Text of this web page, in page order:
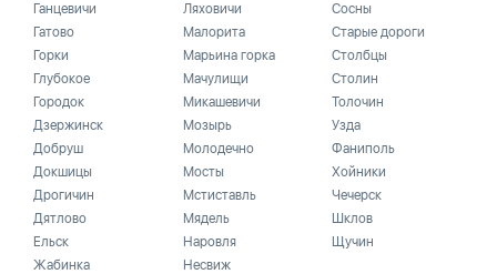
Ганцевичи
Гатово
Горки
Глубокое
Городок
Дзержинск
Добруш
Докшицы
Дрогичин
Дятлово
Ельск
Жабинка
Ляховичи
Малорита
Марьина горка
Мачулищи
Микашевичи
Мозырь
Молодечно
Мосты
Мстиставль
Мядель
Наровля
Несвиж
Сосны
Старые дороги
Столбцы
Столин
Толочин
Узда
Фаниполь
Хойники
Чечерск
Шклов
Щучин